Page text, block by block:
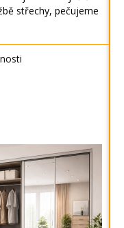
střechy, pečujeme